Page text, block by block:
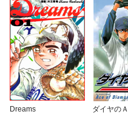
Dreams ダイヤのＡ